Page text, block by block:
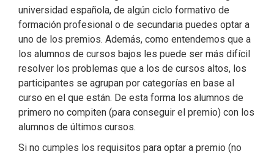
universidad española, de algún ciclo formativo de
formación profesional o de secundaria puedes optar a
uno de los premios. Además, como entendemos que a
los alumnos de cursos bajos les puede ser más difícil
resolver los problemas que a los de cursos altos, los
participantes se agrupan por categorías en base al
curso en el que están. De esta forma los alumnos de
primero no compiten (para conseguir el premio) con los
alumnos de últimos cursos.
Si no cumples los requisitos para optar a premio (no